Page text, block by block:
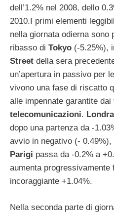
dell’1.2% nel 2008, dello
2010. I primi elementi
nella giornata odierna sono
ribasso di Tokyo (-5.25%),
Street della sera
un’apertura in passivo per le
vivono una fase di riscatto
alle impennate garantite dai
telecomunicazioni. Londra
dopo una partenza da -
avvio in negativo (- 0.49%),
Parigi passa da -0.2% a
aumenta progressivamente
incoraggiante +1.04%.
Nella seconda parte di